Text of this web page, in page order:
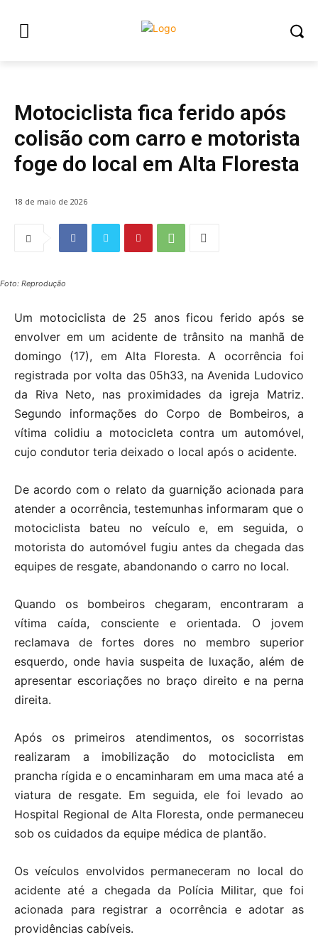
Motociclista fica ferido após
colisão com carro e motorista
foge do local em Alta Floresta
18 de maio de 2026
Foto: Reprodução
Um motociclista de 25 anos ficou ferido após se
envolver em um acidente de trânsito na manhã de
domingo (17), em Alta Floresta. A ocorrência foi
registrada por volta das 05h33, na Avenida Ludovico
da Riva Neto, nas proximidades da igreja Matriz.
Segundo informações do Corpo de Bombeiros, a
vítima colidiu a motocicleta contra um automóvel,
cujo condutor teria deixado o local após o acidente.
De acordo com o relato da guarnição acionada para
atender a ocorrência, testemunhas informaram que o
motociclista bateu no veículo e, em seguida, o
motorista do automóvel fugiu antes da chegada das
equipes de resgate, abandonando o carro no local.
Quando os bombeiros chegaram, encontraram a
vítima caída, consciente e orientada. O jovem
reclamava de fortes dores no membro superior
esquerdo, onde havia suspeita de luxação, além de
apresentar escoriações no braço direito e na perna
direita.
Após os primeiros atendimentos, os socorristas
realizaram a imobilização do motociclista em
prancha rígida e o encaminharam em uma maca até a
viatura de resgate. Em seguida, ele foi levado ao
Hospital Regional de Alta Floresta, onde permaneceu
sob os cuidados da equipe médica de plantão.
Os veículos envolvidos permaneceram no local do
acidente até a chegada da Polícia Militar, que foi
acionada para registrar a ocorrência e adotar as
providências cabíveis.